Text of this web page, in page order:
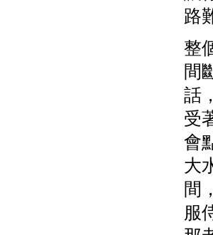
路
整
間
話
受
會
大
間
服